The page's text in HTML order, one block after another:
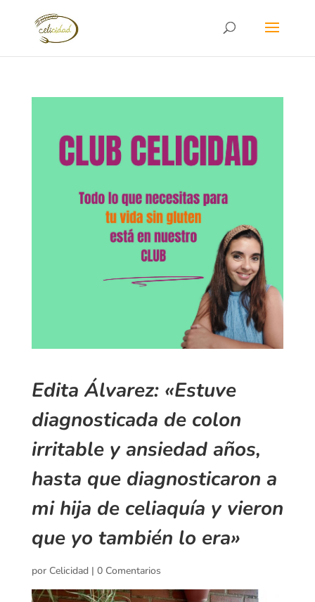
Edita Álvarez: «Estuve
diagnosticada de colon
irritable y ansiedad años,
hasta que diagnosticaron a
mi hija de celiaquía y vieron
que yo también lo era»
por Celicidad| 0 Comentarios